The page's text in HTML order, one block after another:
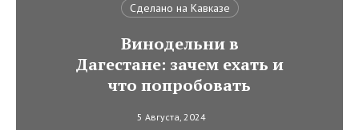
Сделано на Кавказе
Винодельни в
Дагестане: зачем ехать и
что попробовать
5 Августа, 2024